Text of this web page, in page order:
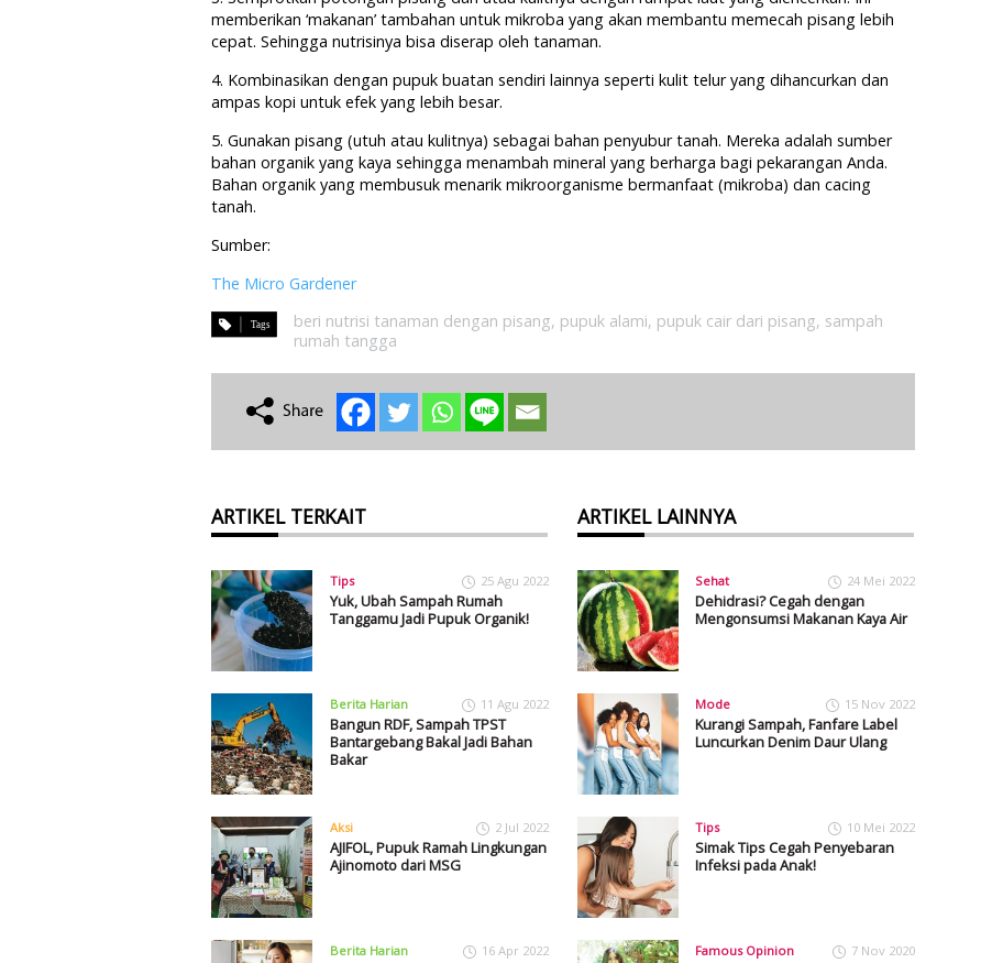
memberikan ‘makanan’ tambahan untuk mikroba yang akan membantu memecah pisang lebih
cepat. Sehingga nutrisinya bisa diserap oleh tanaman.
4. Kombinasikan dengan pupuk buatan sendiri lainnya seperti kulit telur yang dihancurkan dan
ampas kopi untuk efek yang lebih besar.
5. Gunakan pisang (utuh atau kulitnya) sebagai bahan penyubur tanah. Mereka adalah sumber
bahan organik yang kaya sehingga menambah mineral yang berharga bagi pekarangan Anda.
Bahan organik yang membusuk menarik mikroorganisme bermanfaat (mikroba) dan cacing
tanah.
Sumber:
The Micro Gardener
beri nutrisi tanaman dengan pisang, pupuk alami, pupuk cair dari pisang, sampah
rumah tangga
ARTIKEL TERKAIT
Tips 25 Agu 2022
Yuk, Ubah Sampah Rumah
Tanggamu Jadi Pupuk Organik!
Berita Harian 11 Agu 2022
Bangun RDF, Sampah TPST
Bantargebang Bakal Jadi Bahan
Bakar
Aksi 2 Jul 2022
AJIFOL, Pupuk Ramah Lingkungan
Ajinomoto dari MSG
Berita Harian 16 Apr 2022
ARTIKEL LAINNYA
Sehat 24 Mei 2022
Dehidrasi? Cegah dengan
Mengonsumsi Makanan Kaya Air
Mode 15 Nov 2022
Kurangi Sampah, Fanfare Label
Luncurkan Denim Daur Ulang
Tips 10 Mei 2022
Simak Tips Cegah Penyebaran
Infeksi pada Anak!
Famous Opinion 7 Nov 2020